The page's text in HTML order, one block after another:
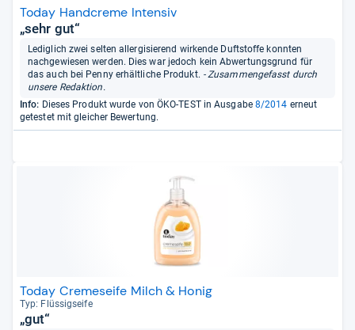
Today Handcreme Intensiv
„sehr gut“
Lediglich zwei selten allergisierend wirkende Duftstoffe konnten
nachgewiesen werden. Dies war jedoch kein Abwertungsgrund für
das auch bei Penny erhältliche Produkt. - Zusammengefasst durch
unsere Redaktion.
Info: Dieses Produkt wurde von ÖKO-TEST in Ausgabe 8/2014 erneut
getestet mit gleicher Bewertung.
Today Cremeseife Milch & Honig
Typ: Flüs­sig­seife
„gut“